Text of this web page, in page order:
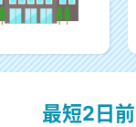
最短2日前